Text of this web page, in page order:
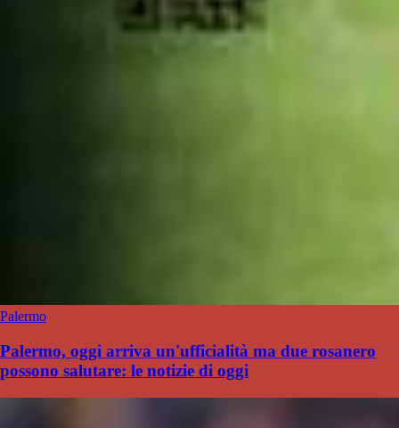
Palermo
Palermo, oggi arriva un'ufficialità ma due rosanero
possono salutare: le notizie di oggi